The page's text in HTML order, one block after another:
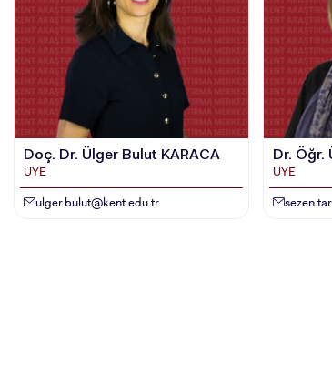
ADAY
INTERNATIONAL
STUDENT
LİSANSÜSTÜ
ENSTİTÜSÜ
Doç. Dr. Ülger Bulut KARACA
ÜYE
ulger.bulut@kent.edu.tr
Dr. Öğr.
ÜYE